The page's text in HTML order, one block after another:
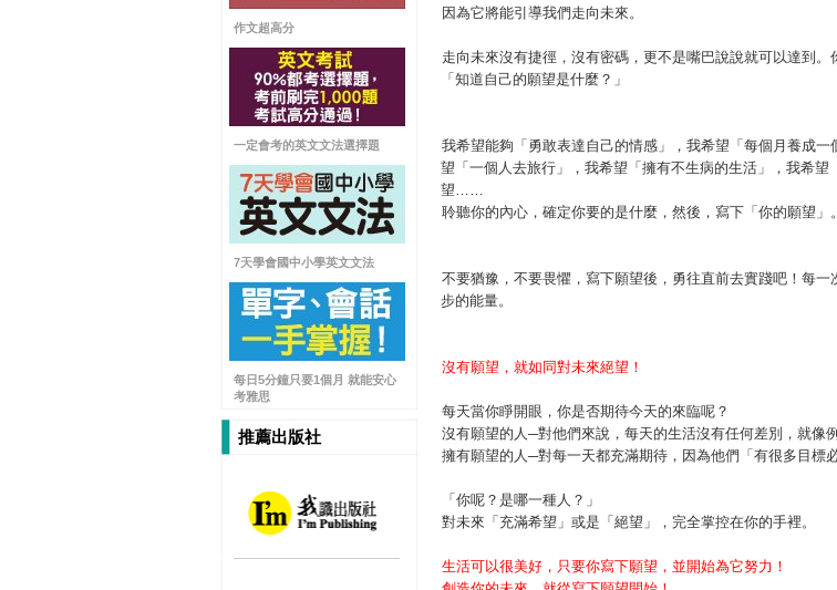
作文超高分
一定會考的英文文法選擇題
7天學會國中小學英文文法
每日5分鐘只要1個月 就能安心
考雅思
推薦出版社
因為它將能引導我們走向未來。
走向未來沒有捷徑，沒有密碼，更不是嘴巴說說就可以達到
「知道自己的願望是什麼？」
我希望能夠「勇敢表達自己的情感」，我希望「每個月養成
望「一個人去旅行」，我希望「擁有不生病的生活」，我希
望……
聆聽你的內心，確定你要的是什麼，然後，寫下「你的願望」。
不要猶豫，不要畏懼，寫下願望後，勇往直前去實踐吧！每
步的能量。
沒有願望，就如同對未來絕望！
每天當你睜開眼，你是否期待今天的來臨呢？
沒有願望的人─對他們來說，每天的生活沒有任何差別，就像
擁有願望的人─對每一天都充滿期待，因為他們「有很多目標
「你呢？是哪一種人？」
對未來「充滿希望」或是「絕望」，完全掌控在你的手裡。
生活可以很美好，只要你寫下願望，並開始為它努力！